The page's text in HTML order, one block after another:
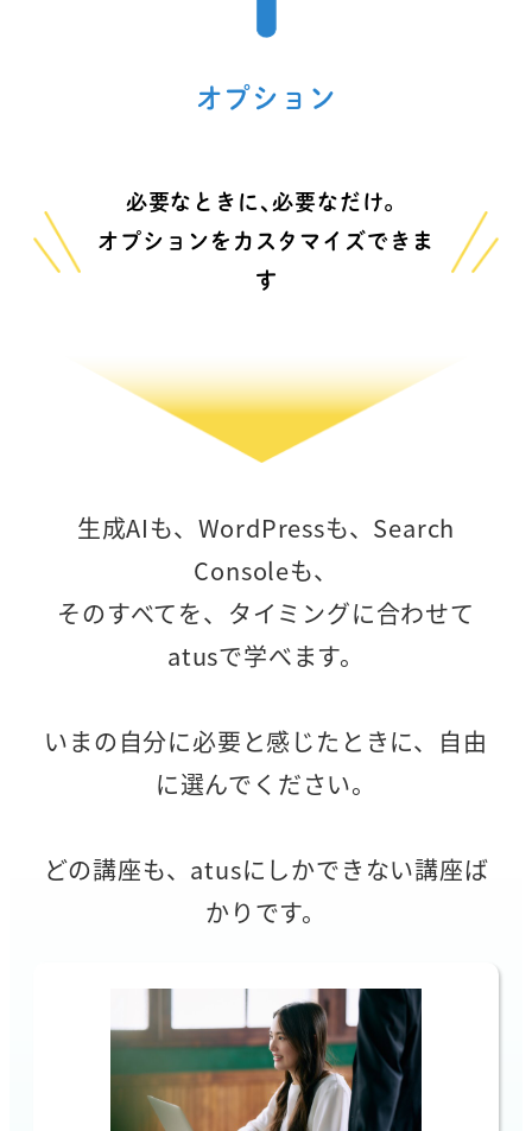
オプション
必要なときに､必要なだけ。
オプションをカスタマイズできま
す
生成AIも、WordPressも、Search
Consoleも、
そのすべてを、タイミングに合わせて
atusで学べます。
いまの自分に必要と感じたときに、自由
に選んでください。
どの講座も、atusにしかできない講座ば
かりです。